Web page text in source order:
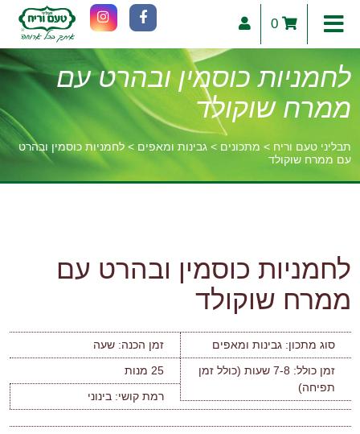
0
לחמניות כוסמין ובהרט עם
ממרח שוקולד
תבליני טעם וריח > מתכונים >גבינות ומאפים >לחמניות כוסמין ובהרט
עם ממרח שוקולד
לחמניות כוסמין ובהרט עם
ממרח שוקולד
סוג מתכון: גבינות ומאפים זמן הכנה: שעה
זמן כולל:
7-8 שעות (כולל זמן
תפיחה)
25 מנות
רמת קושי: בינוני